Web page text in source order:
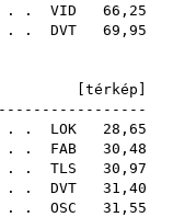
. . VID 66,25
. . DVT 69,95
[ térkép
. . LOK 28,65
. . FAB 30,48
. . TLS 30,97
. . DVT 31,40
. . OSC 31,55